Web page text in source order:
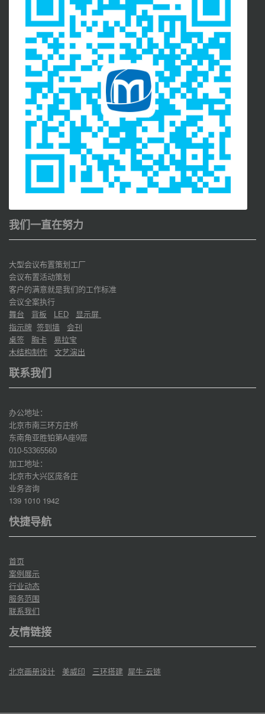
我们一直在努力
大型会议布置策划工厂
会议布置活动策划
客户的满意就是我们的工作标准
会议全案执行
舞台
背板 LED
显示屏
指示牌 签到墙
会刊
桌签
胸卡
易拉宝
木结构制作
文艺演出
联系我们
办公地址：
北京市南三环方庄桥
东南角亚胜铂第A座9层
010-53365560
加工地址：
北京市大兴区庞各庄
业务咨询
139 1010 1942
快捷导航
首页
案例展示
行业动态
服务范围
联系我们
友情链接
北京画册设计 美威印 三环搭建 犀牛·云链